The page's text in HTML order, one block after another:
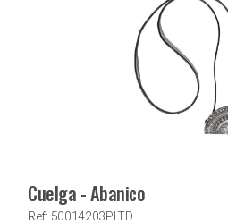
Cuelga - Abanico
Ref: 50014203PLTD